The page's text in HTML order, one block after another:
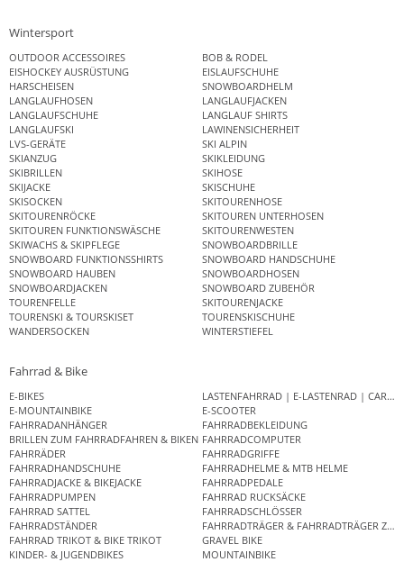
Wintersport
OUTDOOR ACCESSOIRES
BOB & RODEL
EISHOCKEY AUSRÜSTUNG
EISLAUFSCHUHE
HARSCHEISEN
SNOWBOARDHELM
LANGLAUFHOSEN
LANGLAUFJACKEN
LANGLAUFSCHUHE
LANGLAUF SHIRTS
LANGLAUFSKI
LAWINENSICHERHEIT
LVS-GERÄTE
SKI ALPIN
SKIANZUG
SKIKLEIDUNG
SKIBRILLEN
SKIHOSE
SKIJACKE
SKISCHUHE
SKISOCKEN
SKITOURENHOSE
SKITOURENRÖCKE
SKITOUREN UNTERHOSEN
SKITOUREN FUNKTIONSWÄSCHE
SKITOURENWESTEN
SKIWACHS & SKIPFLEGE
SNOWBOARDBRILLE
SNOWBOARD FUNKTIONSSHIRTS
SNOWBOARD HANDSCHUHE
SNOWBOARD HAUBEN
SNOWBOARDHOSEN
SNOWBOARDJACKEN
SNOWBOARD ZUBEHÖR
TOURENFELLE
SKITOURENJACKE
TOURENSKI & TOURSKISET
TOURENSKISCHUHE
WANDERSOCKEN
WINTERSTIEFEL
Fahrrad & Bike
E-BIKES
LASTENFAHRRAD | E-LASTENRAD |
E-MOUNTAINBIKE
E-SCOOTER
FAHRRADANHÄNGER
FAHRRADBEKLEIDUNG
BRILLEN ZUM FAHRRADFAHREN & BIKEN FAHRRADCOMPUTER
FAHRRÄDER
FAHRRADGRIFFE
FAHRRADHANDSCHUHE
FAHRRADHELME & MTB HELME
FAHRRADJACKE & BIKEJACKE
FAHRRADPEDALE
FAHRRADPUMPEN
FAHRRAD RUCKSÄCKE
FAHRRAD SATTEL
FAHRRADSCHLÖSSER
FAHRRADSTÄNDER
FAHRRADTRÄGER & FAHRRADTRÄGER
FAHRRAD TRIKOT & BIKE TRIKOT
GRAVEL BIKE
KINDER- & JUGENDBIKES
MOUNTAINBIKE